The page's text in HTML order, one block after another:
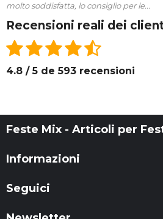
molto soddisfatta, lo consiglio per le...
Recensioni reali dei
4.8 / 5 de 593 recensioni
Feste Mix - Articoli per
Informazioni
Seguici